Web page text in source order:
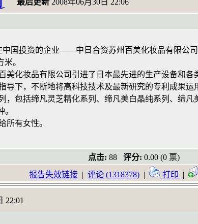
最后更新 2008年06月30日 22:06
中国投资的企业——中日合资苏州百美化妆品有限公
。
美化妆品有限公司引进了日本最先进的生产设备和
导下，不断地将高科技技术及最新研究的专利成果
，包括缔凡灵芝精化系列、缔凡美白晶纯系列、缔
所有女性。
点击: 88 评分: 0.00 (0 票)
报告失效链接 | 评论 (1318378) | 打印 |
22:01